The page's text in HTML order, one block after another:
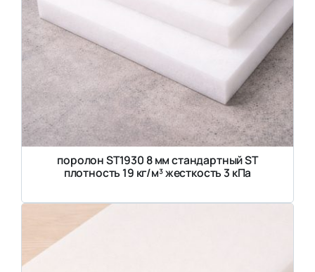
поролон ST1930 8 мм стандартный ST
плотность 19 кг/м³ жесткость 3 кПа